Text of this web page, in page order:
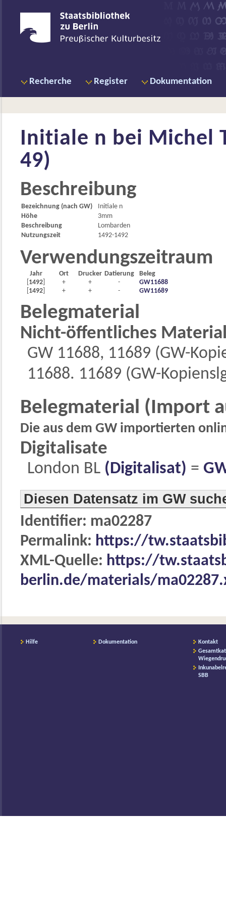
Recherche Register Dokumentation
Initiale n bei Michel
49)
Beschreibung
Bezeichnung (nach GW)
Initiale n
Höhe
3mm
Beschreibung
Lombarden
Nutzungszeit
1492-1492
Verwendungszeitraum
Jahr Ort Drucker Datierung
Beleg
1492 + + -
GW11688
1492 + + - GW11689
Belegmaterial
Nicht-öffentliches
GW 11688, 11689 (GW-
11688. 11689 (GW-
Belegmaterial (Import
Die aus dem GW importierten
Digitalisate
London BL (Digitalisat) =
Diesen Datensatz im GW
Identifier: ma02287
Permalink: https://
XML-Quelle: https://
berlin.de/materials/
Hilfe Dokumentation
Kontakt
SBB